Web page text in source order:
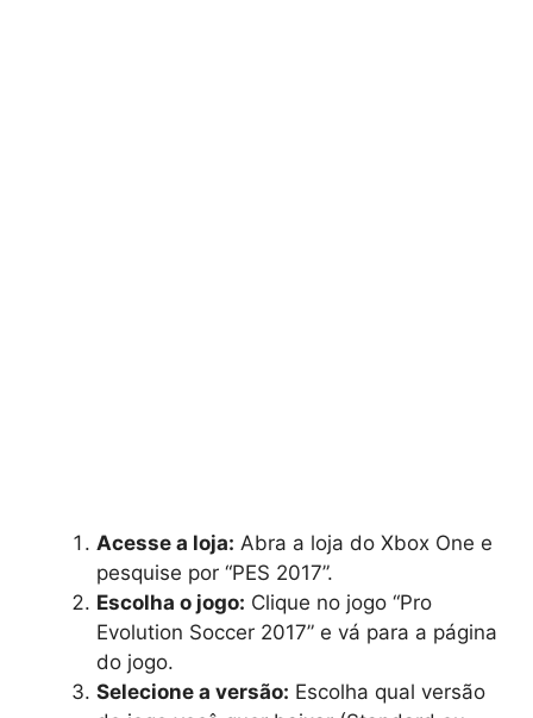
Acesse a loja: Abra a loja do Xbox One e
pesquise por “PES 2017”.
Escolha o jogo: Clique no jogo “Pro
Evolution Soccer 2017” e vá para a página
do jogo.
Selecione a versão: Escolha qual versão